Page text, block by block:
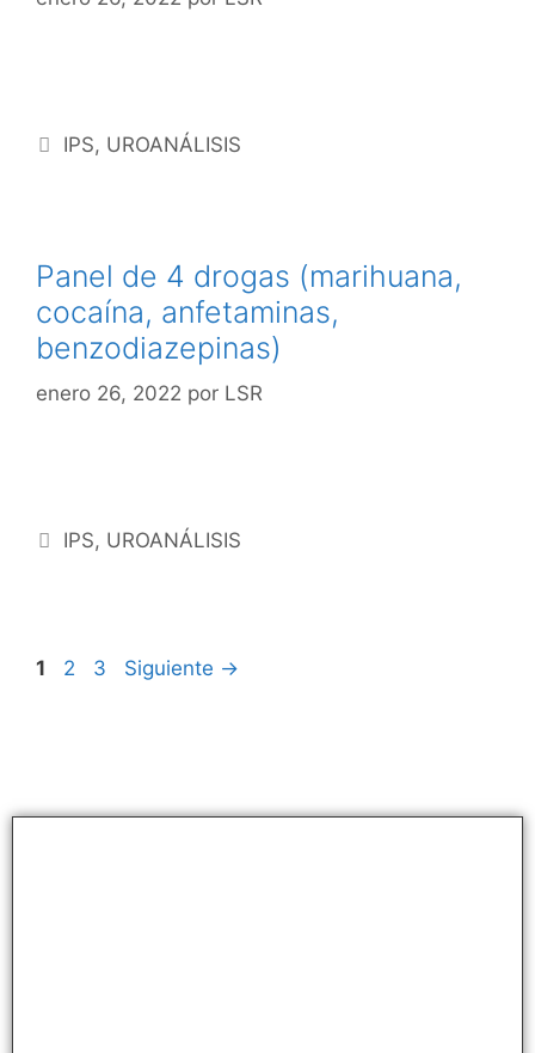
IPS, UROANÁLISIS
Panel de 4 drogas (marihuana,
cocaína, anfetaminas,
benzodiazepinas)
enero 26, 2022 por LSR
IPS, UROANÁLISIS
1 2 3 Siguiente →